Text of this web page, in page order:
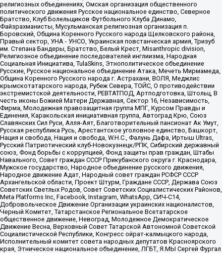
религиозных объединениях, Омская организация общественного
политического движения Русское национальное единство, Северное
Братство, Клуб Болельщиков Футбольного Клуба Динамо,
Файзрахманисты, Мусульманская религиозная организация п.
Боровский, Община Коренного Русского народа Щелковского района,
Правый сектор, УНА - УНСО, Украинская повстанческая армия, Тризуб
им. Степана Бандеры, Братство, Белый Крест, Misanthropic division,
Религиозное объединение последователей инглиизма, Народная
Социальная Инициатива, TulaSkins, Этнополитическое объединение
Русские, Русское национальное объединение Атака, Мечеть Мирмамеда,
Община Коренного Русского народа г. Астрахани, ВОЛЯ, Меджлис
крымскотатарского народа, Рубеж Севера, ТОЙС, О противодействии
экстремистской деятельности, РЕВТАТПОД, Артподготовка, Штольц, В
честь иконы Божией Матери Державная, Сектор 16, Независимость,
Фирма, Молодежная правозащитная группа МПГ, Курсом Правды и
Единения, Каракольская инициативная группа, Автоград Крю, Союз
Славянских Сил Руси, Алля-Аят, Благотворительный пансионат Ак Умут,
Русская республика Русь, Арестантское уголовное единство, Башкорт,
Нация и свобода, Нация и свобода, W.H.С., Фалунь Дафа, Иртыш Ultras,
Русский Патриотический клуб-Новокузнецк/РПК, Сибирский державный
союз, Фонд борьбы с коррупцией, Фонд защиты прав граждан, Штабы
Навального, Совет граждан СССР Прикубанского округа г. Краснодара,
Мужское государство, Народное объединение русского движения,
Народное движение Адат, Народный совет граждан РСФСР СССР
Архангельской области, Проект Штурм, Граждане СССР, Держава Союз
Советских Светлых Родов, Совет Советских Социалистических Районов,
Meta Platforms Inc, Facebook, Instagram, WhatsApp, СИЧ-С14,
Добровольческое Движение Организации украинских националистов,
Черный Комитет, Татарстанское Региональное Всетатарское
общественное движение, Невоград, Молодежное Демократическое
Движение Весна, Верховный Совет Татарской Автономной Советской
Социалистической Республики, Конгресс ойрат-калмыцкого народа,
Исполнительный комитет совета народных депутатов Красноярского
края, Этническое национальное объединение, ЛГБТ, Я.МЫ Сергей Фургал